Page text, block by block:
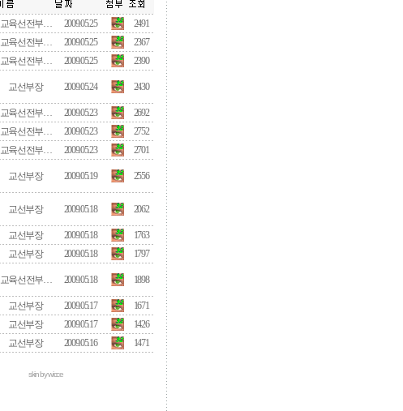
교육선전부… 2009.05.25
2491
교육선전부… 2009.05.25
2367
교육선전부… 2009.05.25 2390
교선부장 2009.05.24 2430
교육선전부… 2009.05.23
2692
교육선전부… 2009.05.23
2752
교육선전부… 2009.05.23 2701
교선부장 2009.05.19 2556
교선부장 2009.05.18 2062
교선부장 2009.05.18
1763
교선부장 2009.05.18 1797
교육선전부… 2009.05.18 1898
교선부장 2009.05.17
1671
교선부장 2009.05.17
1426
교선부장 2009.05.16 1471
skin by wicce